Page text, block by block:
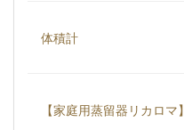
体積計
【家庭用蒸留器リカロマ】